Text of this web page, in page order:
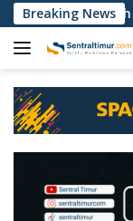
Langsung
ke
konten
Breaking News
Dipisah